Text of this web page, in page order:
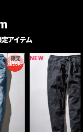
アイテム
限定 NEW